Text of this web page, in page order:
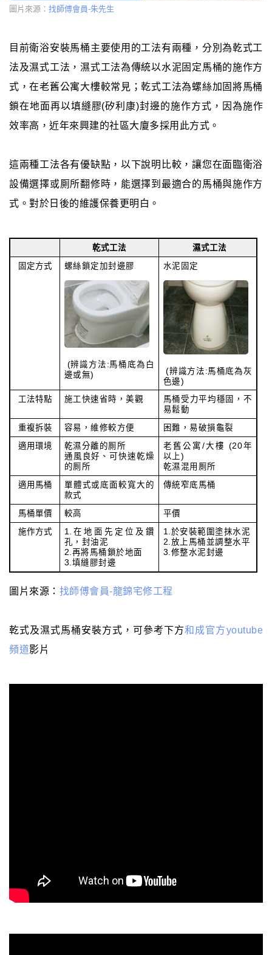
圖片來源： 找師傅會員-朱先生
目前衛浴安裝馬桶主要使用的工法有兩種，分別為乾式工
法及濕式工法，濕式工法為傳統以水泥固定馬桶的施作方
式，在老舊公寓大樓較常見；乾式工法為螺絲加固將馬桶
鎖在地面再以填縫膠(矽利康)封邊的施作方式，因為施作
效率高，近年來興建的社區大廈多採用此方式。
這兩種工法各有優缺點，以下說明比較，讓您在面臨衛浴
設備選擇或厠所翻修時，能選擇到最適合的馬桶與施作方
式。對於日後的維護保養更明白。
乾式工法
濕式工法
固定方式
螺絲鎖定加封邊膠
(辨識方法:馬桶底為白
邊或無)
水泥固定
(辨識方法:馬桶底為灰
色邊)
工法特點
施工快速省時，美觀
馬桶受力平均穩固，不
易鬆動
重複拆裝
容易，維修較方便
困難，易破損龜裂
適用環境
乾濕分離的厠所
通風良好、可快速乾燥
的厠所
老舊公寓/大樓 (20年
以上)
乾濕混用厠所
適用馬桶
單體式或底面較寬大的
款式
傳統窄底馬桶
馬桶單價 較高
平價
施作方式
1.在地面先定位及鑽
孔，封油泥
2.再將馬桶鎖於地面
3.填縫膠封邊
1.於安裝範圍塗抹水泥
2.放上馬桶並調整水平
3.修整水泥封邊
圖片來源： 找師傅會員-龍錦宅修工程
乾式及濕式馬桶安裝方式，可參考下方和成官方youtube
頻道影片